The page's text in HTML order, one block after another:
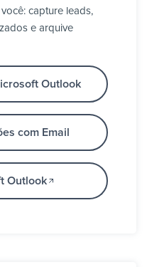
capture leads,
e arquive
Outlook
com Email
Outlook